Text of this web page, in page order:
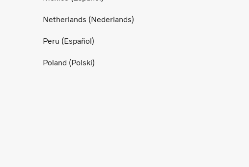
Netherlands (Nederlands)
Peru (Español)
Poland (Polski)